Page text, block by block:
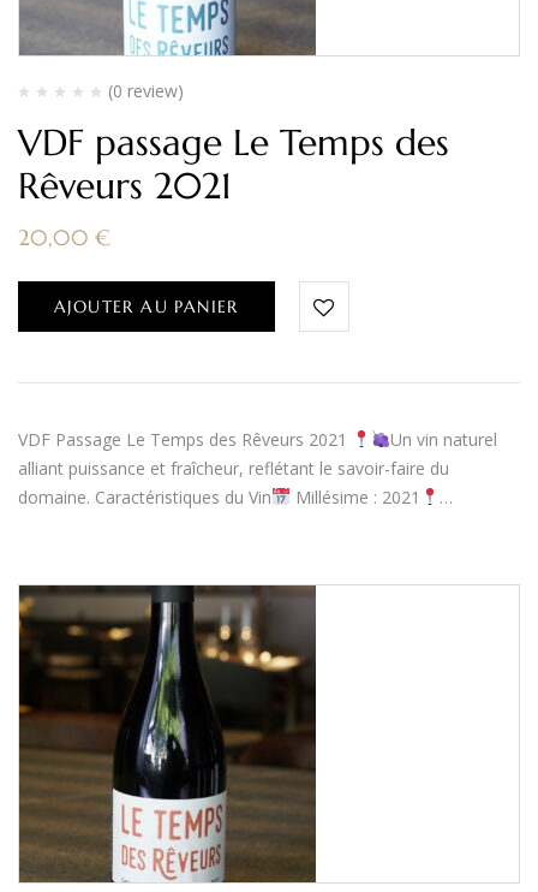
(0 review)
VDF passage Le Temps des
Rêveurs 2021
20,00 €
AJOUTER AU PANIER
VDF Passage Le Temps des Rêveurs 2021
Un vin naturel
alliant puissance et fraîcheur, reflétant le savoir-faire du
domaine. Caractéristiques du Vin
Millésime : 2021 …